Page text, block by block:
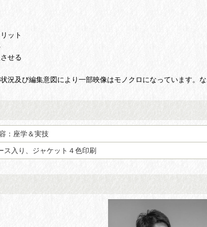
ット
せる
況及び編集意図により一部映像はモノクロになっています。
：座学＆実技
ス入り、ジャケット４色印刷